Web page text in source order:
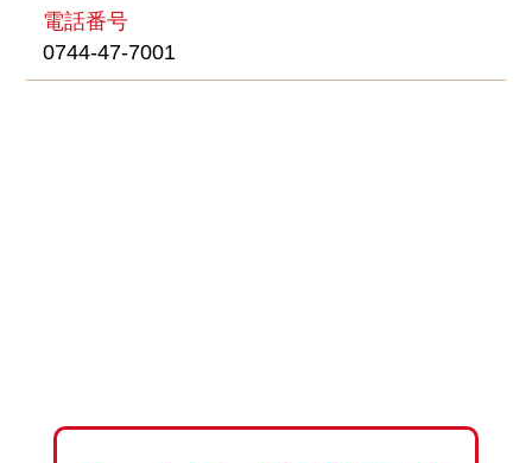
電話番号
0744-47-7001